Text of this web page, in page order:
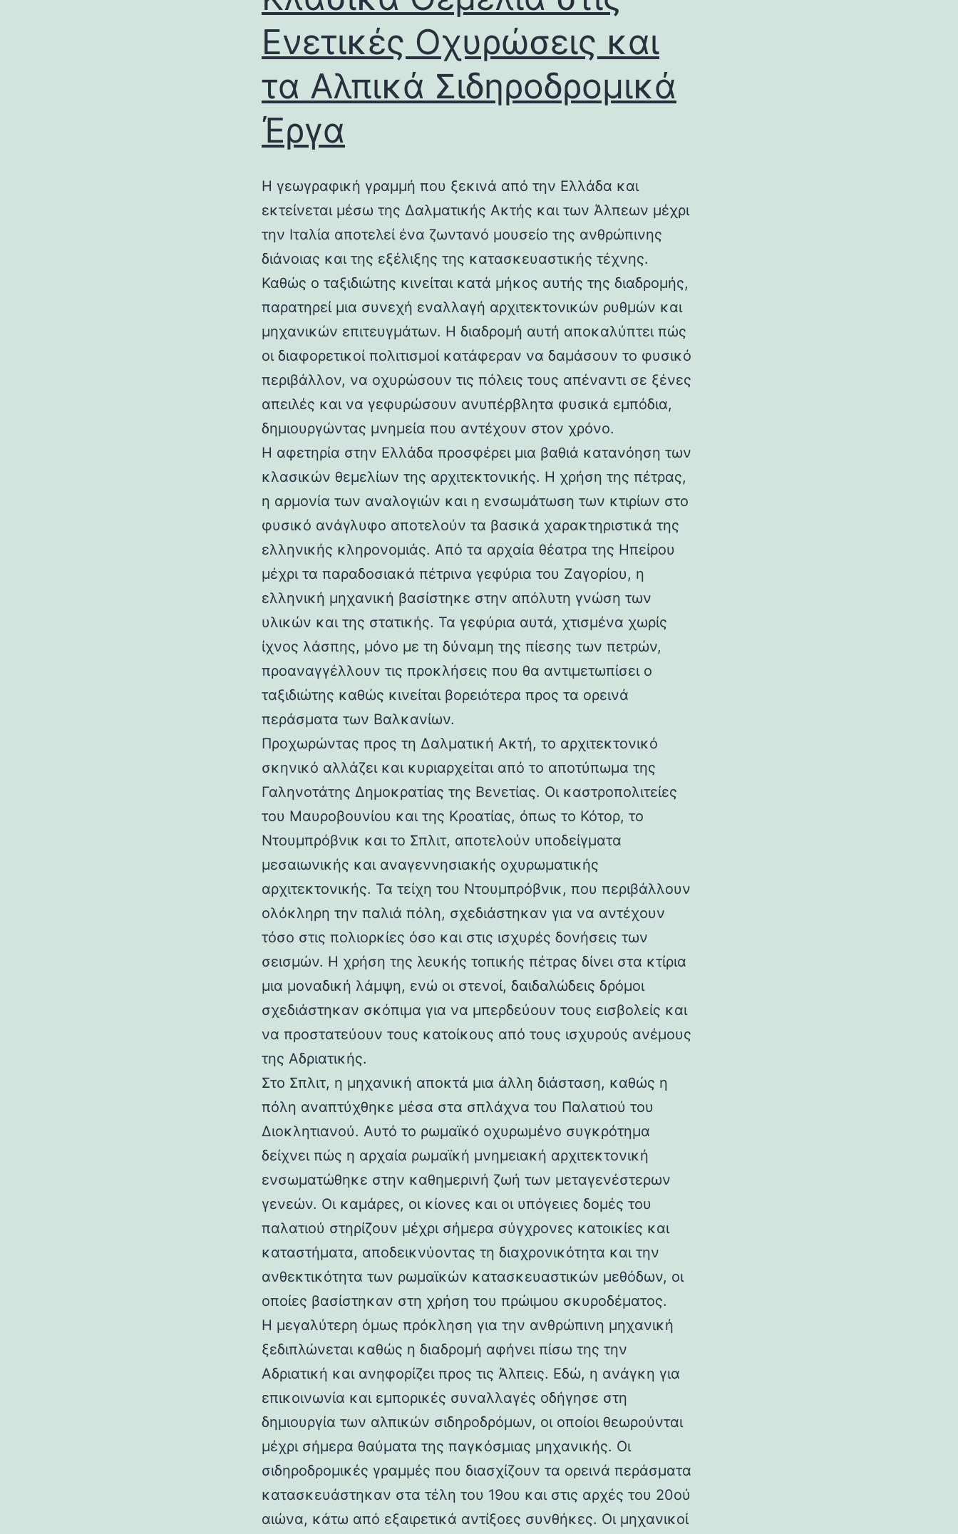
Ενετικές Οχυρώσεις και
τα Αλπικά Σιδηροδρομικά
Έργα
Η γεωγραφική γραμμή που ξεκινά από την Ελλάδα και
εκτείνεται μέσω της Δαλματικής Ακτής και των Άλπεων μέχρι
την Ιταλία αποτελεί ένα ζωντανό μουσείο της ανθρώπινης
διάνοιας και της εξέλιξης της κατασκευαστικής τέχνης.
Καθώς ο ταξιδιώτης κινείται κατά μήκος αυτής της διαδρομής,
παρατηρεί μια συνεχή εναλλαγή αρχιτεκτονικών ρυθμών και
μηχανικών επιτευγμάτων. Η διαδρομή αυτή αποκαλύπτει πώς
οι διαφορετικοί πολιτισμοί κατάφεραν να δαμάσουν το φυσικό
περιβάλλον, να οχυρώσουν τις πόλεις τους απέναντι σε ξένες
απειλές και να γεφυρώσουν ανυπέρβλητα φυσικά εμπόδια,
δημιουργώντας μνημεία που αντέχουν στον χρόνο.
Η αφετηρία στην Ελλάδα προσφέρει μια βαθιά κατανόηση των
κλασικών θεμελίων της αρχιτεκτονικής. Η χρήση της πέτρας,
η αρμονία των αναλογιών και η ενσωμάτωση των κτιρίων στο
φυσικό ανάγλυφο αποτελούν τα βασικά χαρακτηριστικά της
ελληνικής κληρονομιάς. Από τα αρχαία θέατρα της Ηπείρου
μέχρι τα παραδοσιακά πέτρινα γεφύρια του Ζαγορίου, η
ελληνική μηχανική βασίστηκε στην απόλυτη γνώση των
υλικών και της στατικής. Τα γεφύρια αυτά, χτισμένα χωρίς
ίχνος λάσπης, μόνο με τη δύναμη της πίεσης των πετρών,
προαναγγέλλουν τις προκλήσεις που θα αντιμετωπίσει ο
ταξιδιώτης καθώς κινείται βορειότερα προς τα ορεινά
περάσματα των Βαλκανίων.
Προχωρώντας προς τη Δαλματική Ακτή, το αρχιτεκτονικό
σκηνικό αλλάζει και κυριαρχείται από το αποτύπωμα της
Γαληνοτάτης Δημοκρατίας της Βενετίας. Οι καστροπολιτείες
του Μαυροβουνίου και της Κροατίας, όπως το Κότορ, το
Ντουμπρόβνικ και το Σπλιτ, αποτελούν υποδείγματα
μεσαιωνικής και αναγεννησιακής οχυρωματικής
αρχιτεκτονικής. Τα τείχη του Ντουμπρόβνικ, που περιβάλλουν
ολόκληρη την παλιά πόλη, σχεδιάστηκαν για να αντέχουν
τόσο στις πολιορκίες όσο και στις ισχυρές δονήσεις των
σεισμών. Η χρήση της λευκής τοπικής πέτρας δίνει στα κτίρια
μια μοναδική λάμψη, ενώ οι στενοί, δαιδαλώδεις δρόμοι
σχεδιάστηκαν σκόπιμα για να μπερδεύουν τους εισβολείς και
να προστατεύουν τους κατοίκους από τους ισχυρούς ανέμους
της Αδριατικής.
Στο Σπλιτ, η μηχανική αποκτά μια άλλη διάσταση, καθώς η
πόλη αναπτύχθηκε μέσα στα σπλάχνα του Παλατιού του
Διοκλητιανού. Αυτό το ρωμαϊκό οχυρωμένο συγκρότημα
δείχνει πώς η αρχαία ρωμαϊκή μνημειακή αρχιτεκτονική
ενσωματώθηκε στην καθημερινή ζωή των μεταγενέστερων
γενεών. Οι καμάρες, οι κίονες και οι υπόγειες δομές του
παλατιού στηρίζουν μέχρι σήμερα σύγχρονες κατοικίες και
καταστήματα, αποδεικνύοντας τη διαχρονικότητα και την
ανθεκτικότητα των ρωμαϊκών κατασκευαστικών μεθόδων, οι
οποίες βασίστηκαν στη χρήση του πρώιμου σκυροδέματος.
Η μεγαλύτερη όμως πρόκληση για την ανθρώπινη μηχανική
ξεδιπλώνεται καθώς η διαδρομή αφήνει πίσω της την
Αδριατική και ανηφορίζει προς τις Άλπεις. Εδώ, η ανάγκη για
επικοινωνία και εμπορικές συναλλαγές οδήγησε στη
δημιουργία των αλπικών σιδηροδρόμων, οι οποίοι θεωρούνται
μέχρι σήμερα θαύματα της παγκόσμιας μηχανικής. Οι
σιδηροδρομικές γραμμές που διασχίζουν τα ορεινά περάσματα
κατασκευάστηκαν στα τέλη του 19ου και στις αρχές του 20ού
αιώνα, κάτω από εξαιρετικά αντίξοες συνθήκες. Οι μηχανικοί